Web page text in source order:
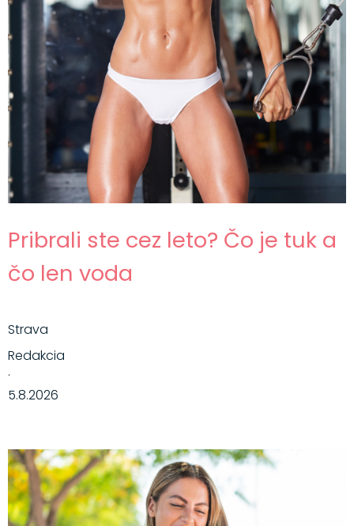
Pribrali ste cez leto? Čo je tuk a
čo len voda
Strava
Redakcia
·
5.8.2026